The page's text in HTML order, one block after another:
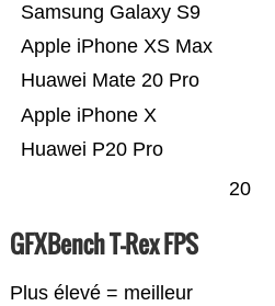
Huawei P20 Pro
Apple iPhone X
Huawei Mate 20 Pro
Apple iPhone XS Max
Samsung Galaxy S9
20
GFXBench T-Rex FPS
Plus élevé = meilleur